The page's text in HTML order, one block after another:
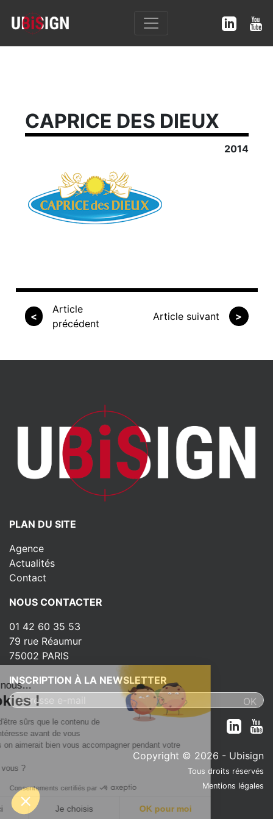
CAPRICE DES DIEUX
2014
<
Article
précédent
Article suivant >
PLAN DU SITE
Agence
Actualités
Contact
NOUS CONTACTER
01 42 60 35 53
79 rue Réaumur
75002 PARIS
INSCRIPTION À LA NEWSLETTER
Copyright © 2026 - Ubisign
Tous droits réservés
Mentions légales
c'est nous...
Cookies !
attendu d'être sûrs que le contenu de
vous intéresse avant de vous
mais on aimerait bien vous accompagner pendant votre
OK pour vous ?
Consentements certifiés par
merci Je choisis OK pour moi